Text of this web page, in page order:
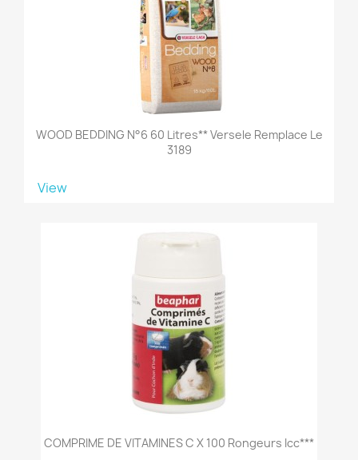
WOOD BEDDING N°6 60 Litres** Versele Remplace Le
3189
View
COMPRIME DE VITAMINES C X 100 Rongeurs Icc***